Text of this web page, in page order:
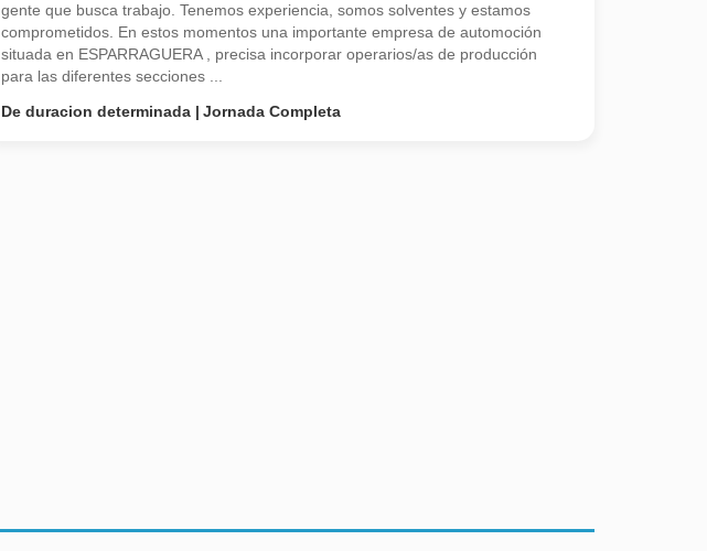
gente que busca trabajo. Tenemos experiencia, somos solventes y estamos
comprometidos. En estos momentos una importante empresa de automoción
situada en ESPARRAGUERA , precisa incorporar operarios/as de producción
para las diferentes secciones ...
De duracion determinada
Jornada Completa